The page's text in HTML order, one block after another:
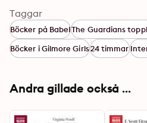
Taggar
Böcker på BabelThe Guardians
Böcker i Gilmore Girls24 timmar
Andra gillade också ...